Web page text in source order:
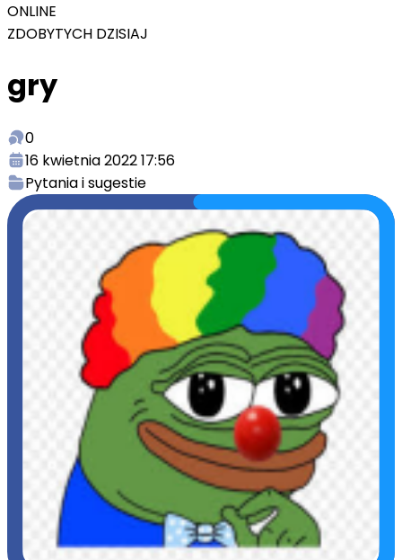
ONLINE
ZDOBYTYCH DZISIAJ
gry
0
16 kwietnia 2022 17:56
Pytania i sugestie